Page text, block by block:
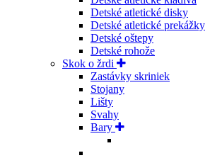
Detské atletické disky
Detské atletické prekážky
Detské oštepy
Detské rohože
Skok o žrdi
Zastávky skriniek
Stojany
Lišty
Svahy
Bary